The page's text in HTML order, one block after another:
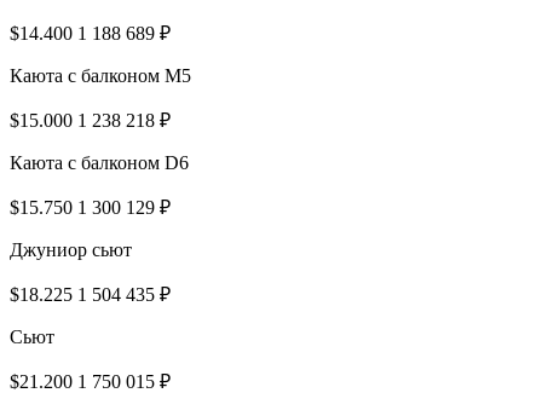
$14.400 1 188 689 ₽
Каюта с балконом M5
$15.000 1 238 218 ₽
Каюта с балконом D6
$15.750 1 300 129 ₽
Джуниор сьют
$18.225 1 504 435 ₽
Сьют
$21.200 1 750 015 ₽